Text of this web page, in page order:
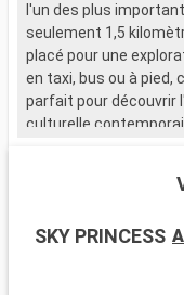
l'un des plus
seulement 1,5
placé pour une
en taxi, bus ou à pied,
parfait pour découvrir
culturelle
Southampton, ville
SKY PRINCESS